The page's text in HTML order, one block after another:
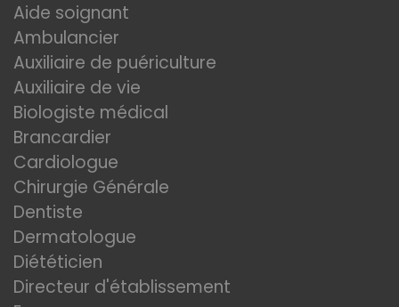
Aide soignant
Ambulancier
Auxiliaire de puériculture
Auxiliaire de vie
Biologiste médical
Brancardier
Cardiologue
Chirurgie Générale
Dentiste
Dermatologue
Diététicien
Directeur d'établissement